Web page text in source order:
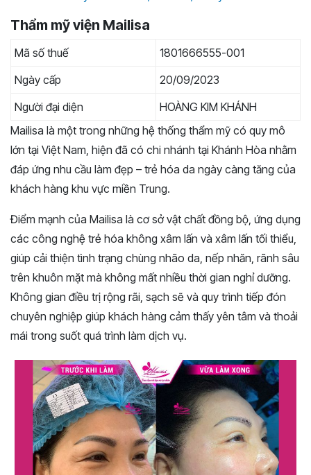
Thẩm mỹ viện Mailisa
Mã số thuế
1801666555-001
Ngày cấp
20/09/2023
Người đại diện
HOÀNG KIM KHÁNH
Mailisa là một trong những hệ thống thẩm mỹ có quy mô
lớn tại Việt Nam, hiện đã có chi nhánh tại Khánh Hòa nhằm
đáp ứng nhu cầu làm đẹp – trẻ hóa da ngày càng tăng của
khách hàng khu vực miền Trung.
Điểm mạnh của Mailisa là cơ sở vật chất đồng bộ, ứng dụng
các công nghệ trẻ hóa không xâm lấn và xâm lấn tối thiểu,
giúp cải thiện tình trạng chùng nhão da, nếp nhăn, rãnh sâu
trên khuôn mặt mà không mất nhiều thời gian nghỉ dưỡng.
Không gian điều trị rộng rãi, sạch sẽ và quy trình tiếp đón
chuyên nghiệp giúp khách hàng cảm thấy yên tâm và thoải
mái trong suốt quá trình làm dịch vụ.